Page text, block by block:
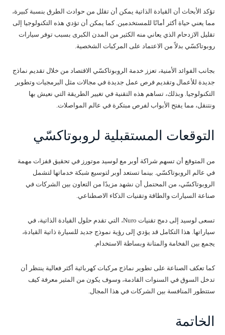
تؤكد الأبحاث أن القيادة الذاتية يمكن أن تقلل من حوادث الطرق بنسبة كبيرة،
مما يعني حياة أكثر أمانًا للمستخدمين. كما يمكن أن تؤدي هذه التكنولوجيا إلى
تقليل الازدحام الذي يعاني منه الكثير من المدن الكبرى بسبب توفر سيارات
روبوتاكسّي بدلاً من الاعتماد على المركبات الشخصية.
بجانب الفوائد الأمنية، تعزز خدمة الروبوتاكسّي الاقتصاد من خلال تقديم نماذج
جديدة للأعمال وتقديم فرص عمل جديدة في مجالات مثل البرمجيات وتطوير
التكنولوجيا. وبذلك، تساهم هذه التقنية في تغيير الطريقة التي نعيش بها
ونتنقل، مما يفتح الأبواب لفرص مبتكرة في عالم المواصلات.
التوقعات المستقبلية لروبوتاكسّي
من المتوقع أن تسهم شراكة أوبر مع لوسيد موتورز في تحقيق قفزات مهمة
في عالم الروبوتاكسّي. بينما تستعد أوبر لتوسيع شبكة خدماتها لتشمل
الروبوتاكسّي، من المحتمل أن نشهد مزيدًا من التعاون بين الشركات في
صناعة السيارات والطاقة وتقنيات الذكاء الاصطناعي.
تسعى لوسيد إلى دمج تقنيات Nuro، التي تقدم حلول القيادة الذاتية، في
سياراتها. هذا التكامل قد يؤدي إلى رؤية نموذج جديد للسيارة ذاتية القيادة،
يجمع بين الفخامة والمتانة وبساطة الاستخدام.
كما تعكف الصناعة على تطوير نماذج مركبات كهربائية أكثر فعالية ينتظر أن
تدخل السوق في السنوات القادمة، وسوف يكون من المثير معرفة كيف
ستتطور المنافسة بين الشركات في هذا المجال.
الخاتمة